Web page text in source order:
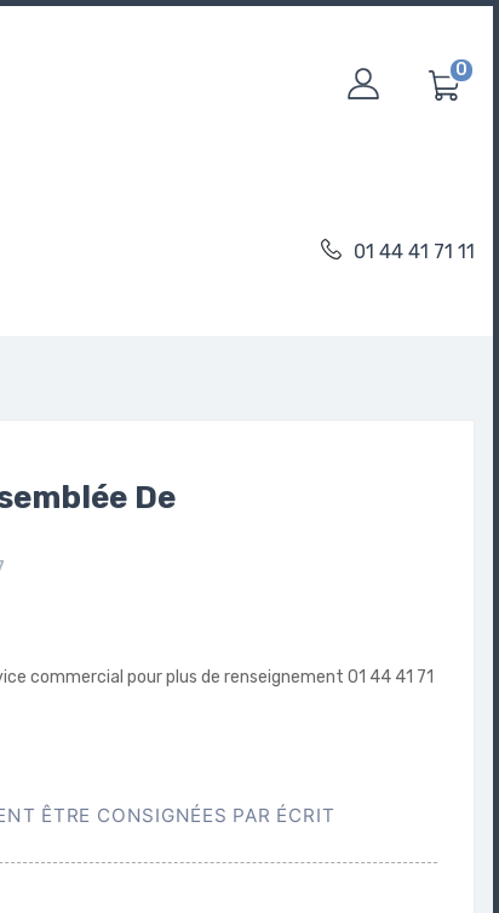
0
01 44 41 71 11
De
commercial pour plus de renseignement 01 44 41 71
ÊTRE CONSIGNÉES PAR ÉCRIT